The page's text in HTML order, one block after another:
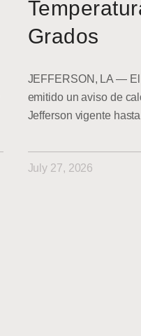
Grados
JEFFERSON, LA —
emitido un aviso de
Jefferson vigente
July 27, 2026